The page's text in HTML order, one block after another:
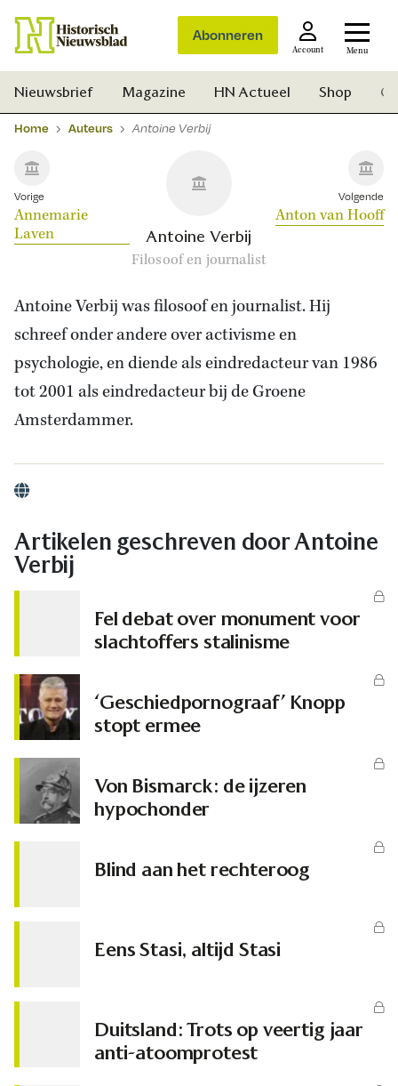
Abonneren
Account Menu
Nieuwsbrief Magazine HN Actueel Shop
Home Auteurs Antoine Verbij
Vorige
Annemarie
Laven
Antoine Verbij
Filosoof en journalist
Volgende
Anton van Hooff
Antoine Verbij was filosoof en journalist. Hij
schreef onder andere over activisme en
psychologie, en diende als eindredacteur van 1986
tot 2001 als eindredacteur bij de Groene
Amsterdammer.
Website
Artikelen geschreven door Antoine
Verbij
Fel debat over monument voor
slachtoffers stalinisme
‘Geschiedpornograaf’ Knopp
stopt ermee
Von Bismarck: de ijzeren
hypochonder
Blind aan het rechteroog
Eens Stasi, altijd Stasi
Duitsland: Trots op veertig jaar
anti-atoomprotest